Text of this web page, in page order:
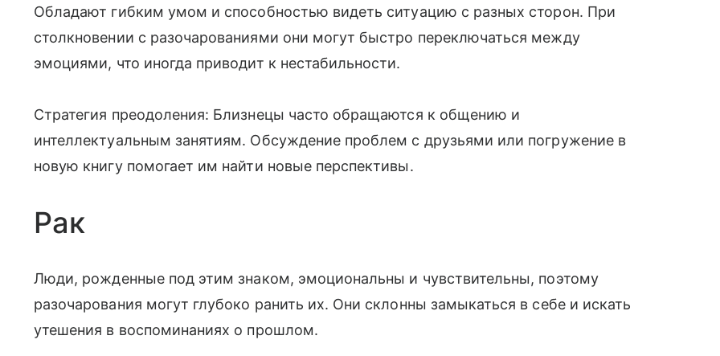
Обладают гибким умом и способностью видеть ситуацию с разных сторон. При
столкновении с разочарованиями они могут быстро переключаться между
эмоциями, что иногда приводит к нестабильности.
Стратегия преодоления: Близнецы часто обращаются к общению и
интеллектуальным занятиям. Обсуждение проблем с друзьями или погружение в
новую книгу помогает им найти новые перспективы.
Рак
Люди, рожденные под этим знаком, эмоциональны и чувствительны, поэтому
разочарования могут глубоко ранить их. Они склонны замыкаться в себе и искать
утешения в воспоминаниях о прошлом.